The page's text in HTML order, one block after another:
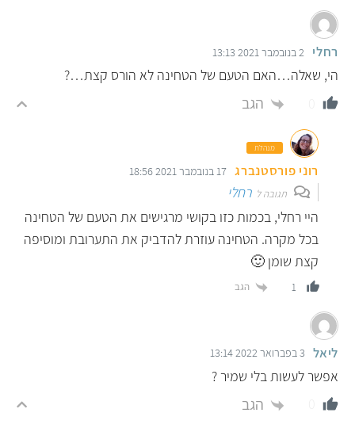
רחלי 2 בנובמבר 2021 13:13
הי, שאלה…האם הטעם של הטחינה לא הורס קצת…?
הגב
מנהלת
רוני פורסטנברג 17 בנובמבר 2021 18:56
תגובה לרחלי
היי רחלי, בכמות כזו בקושי מרגישים את הטעם של הטחינה
בכל מקרה. הטחינה עוזרת להדביק את התערובת ומוסיפה
קצת שומן 🙂
1 הגב
ליאל 3 בפברואר 2022 13:14
אפשר לעשות בלי שמיר ?
הגב